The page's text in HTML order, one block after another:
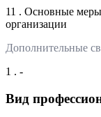
11 . Основные
организации
Дополнительные
1 . -
Вид